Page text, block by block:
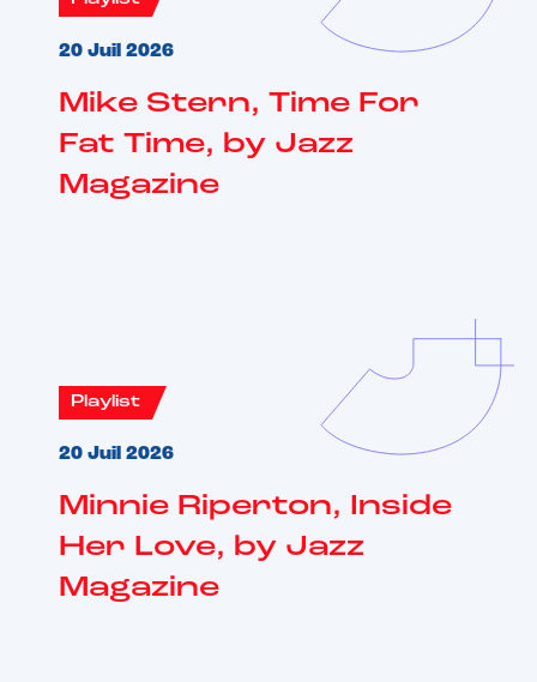
20 Juil 2026
Mike Stern, Time For
Fat Time, by Jazz
Magazine
Playlist
20 Juil 2026
Minnie Riperton, Inside
Her Love, by Jazz
Magazine